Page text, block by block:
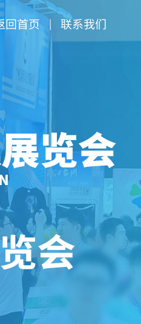
回首页 | 联系我们